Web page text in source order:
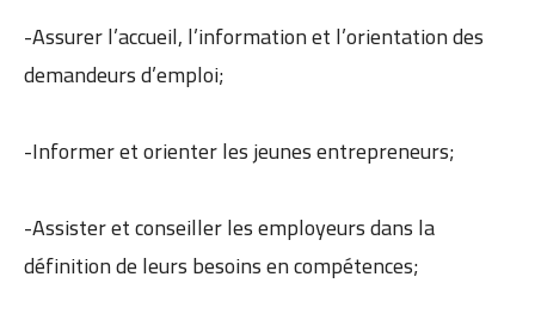
-Assurer l’accueil, l’information et l’orientation des
demandeurs d’emploi;
-Informer et orienter les jeunes entrepreneurs;
-Assister et conseiller les employeurs dans la
définition de leurs besoins en compétences;